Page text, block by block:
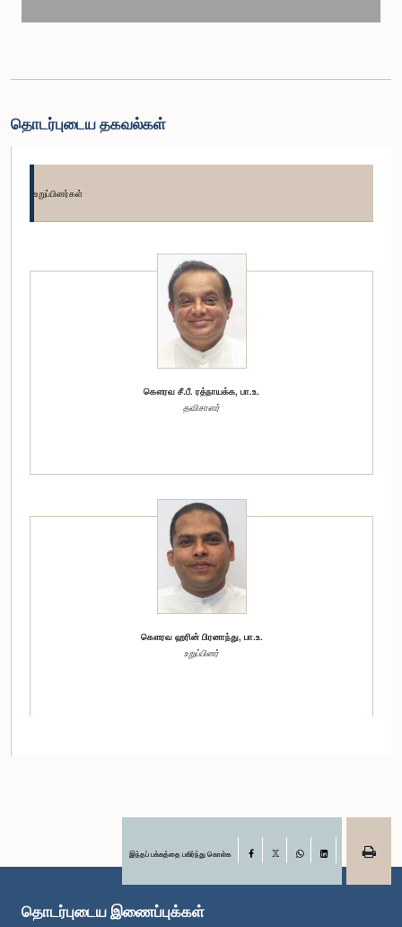
தொடர்புடைய தகவல்கள்
உறுப்பினர்கள்
கௌரவ சீ.பீ. ரத்நாயக்க, பா.உ.
தவிசாளர்
கௌரவ ஹரின் பிரனாந்து, பா.உ.
உறுப்பினர்
கௌரவ குமார வெல்கம, பா.உ.
இந்தப் பக்கத்தை பகிர்ந்து கொள்க Facebook
LinkedIn
தொடர்புடைய இணைப்புக்கள்